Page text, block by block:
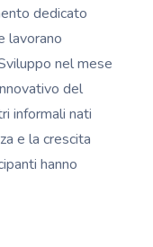
dedicato
lavorano
nel mese
del
informali nati
e la crescita
hanno